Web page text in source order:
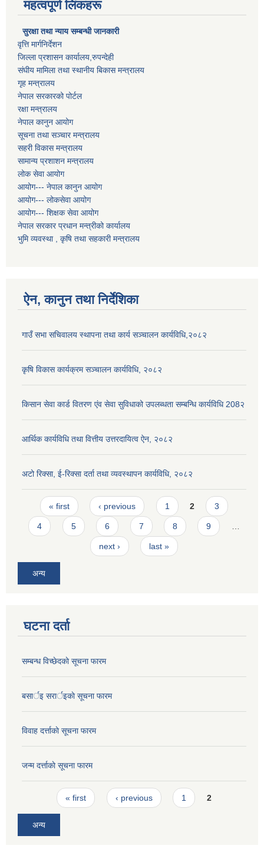
महत्वपूर्ण लिंकहरू
सुरक्षा तथा न्याय सम्बन्धी जानकारी
वृत्ति मार्गनिर्देशन
जिल्ला प्रशासन कार्यालय,रुपन्देही
संघीय मामिला तथा स्थानीय बिकास मन्त्रालय
गृह मन्त्रालय
नेपाल सरकारको पोर्टल
रक्षा मन्त्रालय
नेपाल कानुन आयोग
सूचना तथा सञ्चार मन्त्रालय
सहरी विकास मन्त्रालय
सामान्य प्रशाशन मन्त्रालय
लोक सेवा आयोग
आयोग--- नेपाल कानुन आयोग
आयोग--- लोकसेवा आयोग
आयोग--- शिक्षक सेवा आयोग
नेपाल सरकार प्रधान मन्त्रीको कार्यालय
भुमि व्यवस्था , कृषि तथा सहकारी मन्त्रालय
ऐन, कानुन तथा निर्देशिका
गाउँ सभा सचिवालय स्थापना तथा कार्य सञ्चालन कार्यविधि,२०८२
कृषि विकास कार्यक्रम सञ्चालन कार्यविधि, २०८२
किसान सेवा कार्ड वितरण एंव सेवा सुविधाको उपलब्धता सम्बन्धि कार्यविधि 208२
आर्थिक कार्यविधि तथा वित्तीय उत्तरदायित्व ऐन, २०८२
अटो रिक्सा, ई-रिक्सा दर्ता तथा व्यवस्थापन कार्यविधि, २०८२
Pages
« first ‹ previous 1 2 3
4 5 6 7 8 9
next › last »
अन्य
घटना दर्ता
सम्बन्ध विच्छेदकाे सूचना फारम
बसार्इ सरार्इकाे सूचना फारम
विवाह दर्त्ताकाे सूचना फारम
जन्म दर्त्ताकाे सूचना फारम
Pages« first ‹ previous 1 2
अन्य